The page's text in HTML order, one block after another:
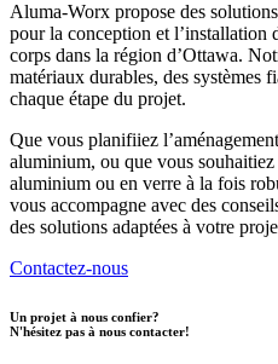
Aluma-Worx propose des
pour la conception et l’installation
corps dans la région d’Ottawa.
matériaux durables, des systèmes
chaque étape du projet.
Que vous planifiiez
aluminium, ou que vous
aluminium ou en verre à la fois
vous accompagne avec des
des solutions adaptées à votre
Contactez-nous
Un projet à nous confier?
N'hésitez pas à nous contacter!